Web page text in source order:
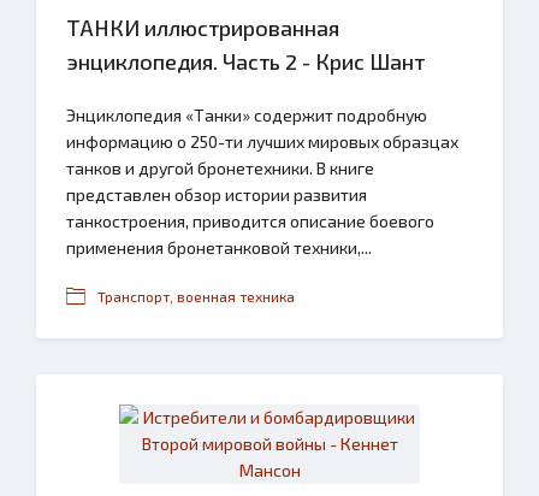
ТАНКИ иллюстрированная
энциклопедия. Часть 2 - Крис Шант
Энциклопедия «Танки» содержит подробную
информацию о 250-ти лучших мировых образцах
танков и другой бронетехники. В книге
представлен обзор истории развития
танкостроения, приводится описание боевого
применения бронетанковой техники,...
Транспорт, военная техника